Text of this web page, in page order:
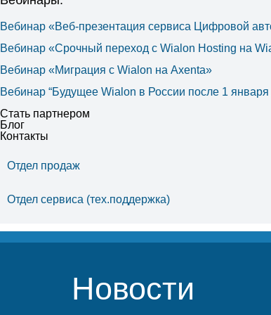
Вебинар «Веб-презентация сервиса Цифровой
Вебинар «Срочный переход с Wialon Hosting на
Вебинар «Миграция с Wialon на Axenta»
Вебинар “Будущее Wialon в России после 1 января
Стать партнером
Блог
Контакты
Отдел продаж
Отдел сервиса (тех.поддержка)
Новости